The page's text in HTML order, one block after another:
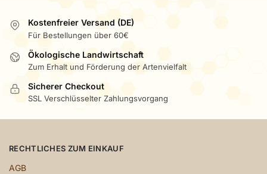
Kostenfreier Versand (DE)
Für Bestellungen über 60€
Ökologische Landwirtschaft
Zum Erhalt und Förderung der Artenvielfalt
Sicherer Checkout
SSL Verschlüsselter Zahlungsvorgang
RECHTLICHES ZUM EINKAUF
AGB